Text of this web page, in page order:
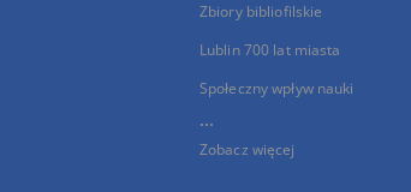
Zbiory bibliofilskie
Lublin 700 lat miasta
Społeczny wpływ nauki
...
Zobacz więcej